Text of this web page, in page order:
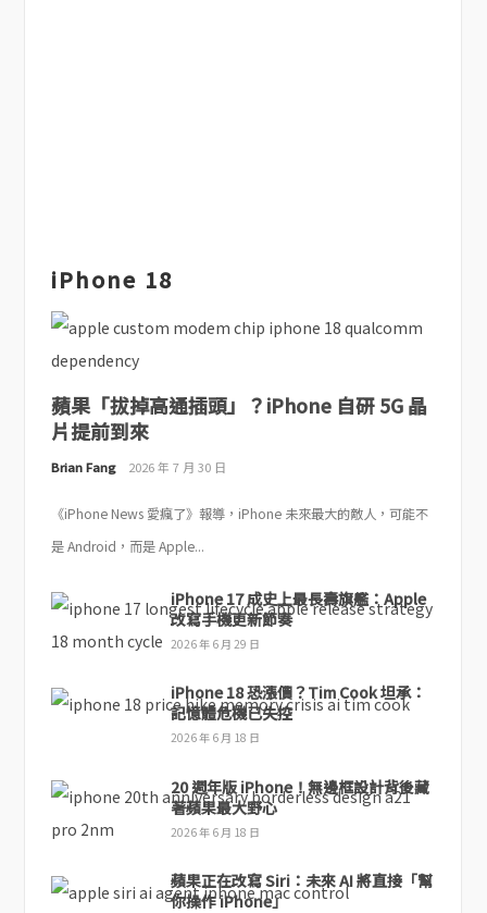
iPhone 18
蘋果「拔掉高通插頭」？iPhone 自研 5G 晶
片提前到來
Brian Fang 2026 年 7 月 30 日
《iPhone News 愛瘋了》報導，iPhone 未來最大的敵人，可能不
是 Android，而是 Apple...
iPhone 17 成史上最長壽旗艦：Apple
改寫手機更新節奏
2026 年 6 月 29 日
iPhone 18 恐漲價？Tim Cook 坦承：
記憶體危機已失控
2026 年 6 月 18 日
20 週年版 iPhone！無邊框設計背後藏
著蘋果最大野心
2026 年 6 月 18 日
蘋果正在改寫 Siri：未來 AI 將直接「幫
你操作 iPhone」